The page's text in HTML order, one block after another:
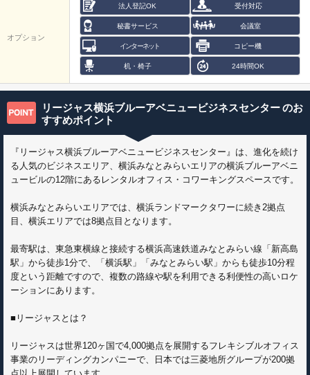
オプション
法人登記OK 受付対応
秘書サービス 会議室
インターネット コピー機
机・椅子 24時間OK
リージャス横浜ブルーアベニュービジネスセンターのお
すすめポイント
『リージャス横浜ブルーアベニュービジネスセンター』は、進化を続け
る人気のビジネスエリア、横浜みなとみらいエリアの横浜ブルーアベニ
ュービルの12階にあるレンタルオフィス・コワーキングスペースです。
横浜みなとみらいエリアでは、横浜ランドマークタワーに続き2拠点
目、横浜エリアでは8拠点目となります。
最寄駅は、東急東横線と接続する横浜高速鉄道みなとみらい線「新高島
駅」から徒歩1分で、「横浜駅」「みなとみらい駅」からも徒歩10分程
度という距離ですので、複数の路線や駅を利用できる利便性の高いロケ
ーションにあります。
■リージャスとは？
リージャスは世界120ヶ国で4,000拠点を展開するフレキシブルオフィス
事業のリーディングカンパニーで、日本では三菱地所グループが200拠